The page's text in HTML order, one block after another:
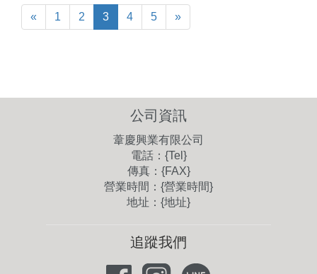
« 1 2 3 4 5 »
公司資訊
葦慶興業有限公司
電話：{Tel}
傳真：{FAX}
營業時間：{營業時間}
地址：{地址}
追蹤我們